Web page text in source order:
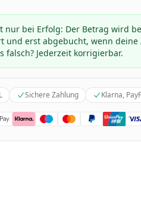
nur bei Erfolg: Der Betrag wird
und erst abgebucht, wenn
falsch? Jederzeit korrigierbar.
Sichere Zahlung Klarna,